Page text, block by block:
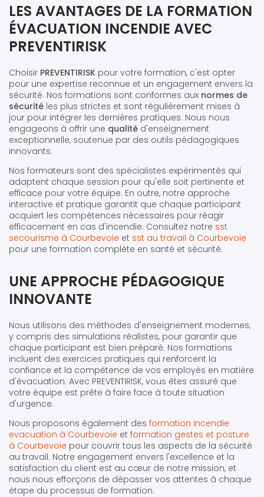
LES AVANTAGES DE LA FORMATION
ÉVACUATION INCENDIE AVEC
PREVENTIRISK
Choisir PREVENTIRISK pour votre formation, c'est opter
pour une expertise reconnue et un engagement envers la
sécurité. Nos formations sont conformes aux normes de
sécurité les plus strictes et sont régulièrement mises à
jour pour intégrer les dernières pratiques. Nous nous
engageons à offrir une qualité d'enseignement
exceptionnelle, soutenue par des outils pédagogiques
innovants.
Nos formateurs sont des spécialistes expérimentés qui
adaptent chaque session pour qu'elle soit pertinente et
efficace pour votre équipe. En outre, notre approche
interactive et pratique garantit que chaque participant
acquiert les compétences nécessaires pour réagir
efficacement en cas d'incendie. Consultez notre sst
secourisme à Courbevoie et sst au travail à Courbevoie
pour une formation complète en santé et sécurité.
UNE APPROCHE PÉDAGOGIQUE
INNOVANTE
Nous utilisons des méthodes d'enseignement modernes,
y compris des simulations réalistes, pour garantir que
chaque participant est bien préparé. Nos formations
incluent des exercices pratiques qui renforcent la
confiance et la compétence de vos employés en matière
d'évacuation. Avec PREVENTIRISK, vous êtes assuré que
votre équipe est prête à faire face à toute situation
d'urgence.
Nous proposons également des formation incendie
evacuation à Courbevoie et formation gestes et posture
à Courbevoie pour couvrir tous les aspects de la sécurité
au travail. Notre engagement envers l'excellence et la
satisfaction du client est au cœur de notre mission, et
nous nous efforçons de dépasser vos attentes à chaque
étape du processus de formation.